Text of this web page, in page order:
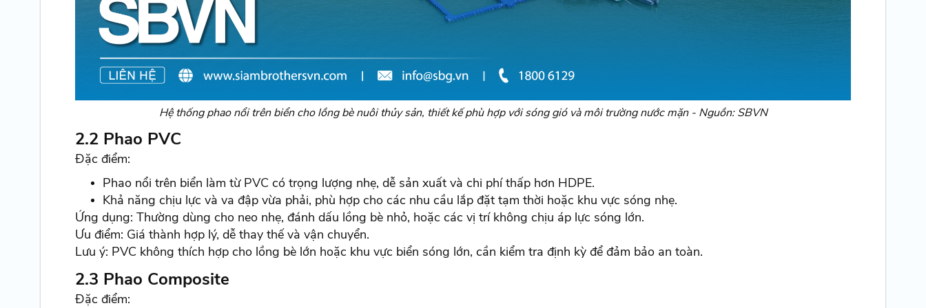
Hệ thống phao nổi trên biển cho lồng bè nuôi thủy sản, thiết kế phù hợp với sóng gió và môi trường nước mặn - Nguồn: SBVN
2.2 Phao PVC
Đặc điểm:
Phao nổi trên biển làm từ PVC có trọng lượng nhẹ, dễ sản xuất và chi phí thấp hơn HDPE.
Khả năng chịu lực và va đập vừa phải, phù hợp cho các nhu cầu lắp đặt tạm thời hoặc khu vực sóng nhẹ.
Ứng dụng: Thường dùng cho neo nhẹ, đánh dấu lồng bè nhỏ, hoặc các vị trí không chịu áp lực sóng lớn.
Ưu điểm: Giá thành hợp lý, dễ thay thế và vận chuyển.
Lưu ý: PVC không thích hợp cho lồng bè lớn hoặc khu vực biển sóng lớn, cần kiểm tra định kỳ để đảm bảo an toàn.
2.3 Phao Composite
Đặc điểm: